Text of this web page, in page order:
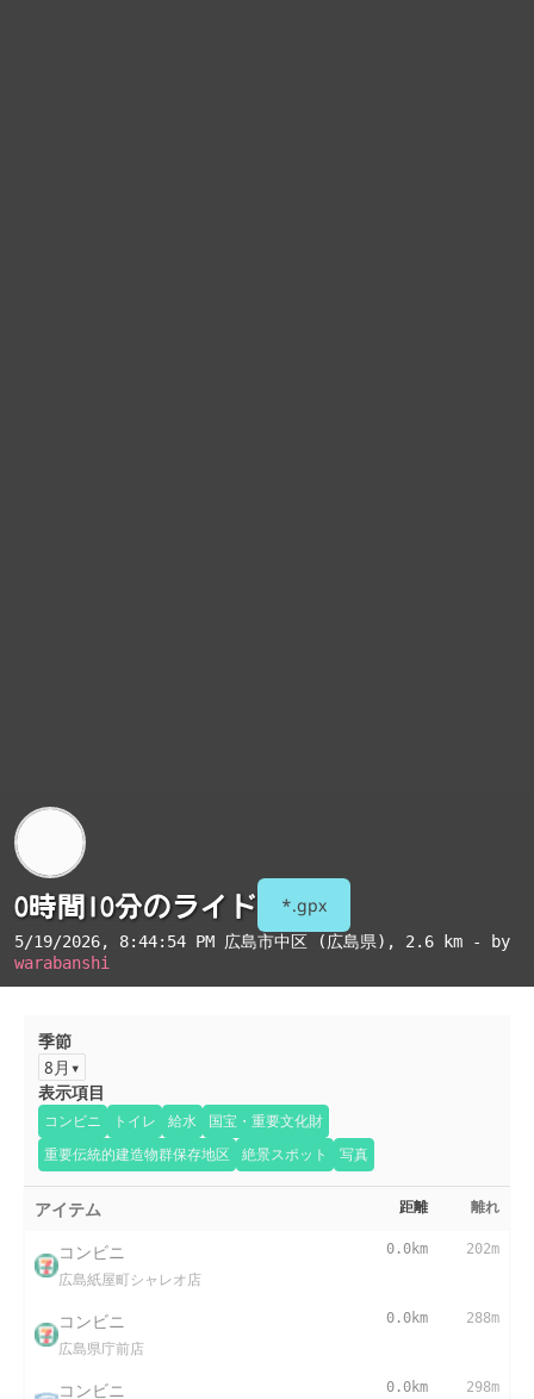
0時間10分のライド *.gpx
5/19/2026, 8:44:54 PM 広島市中区 (広島県) , 2.6 km - by
warabanshi
季節
8月
表示項目
コンビニ トイレ 給水
国宝・重要文化財
重要伝統的建造物群保存地区
絶景スポット 写真
アイテム 距離 離れ
コンビニ
広島紙屋町シャレオ店
0.0km 202m
コンビニ
広島県庁前店
0.0km 288m
コンビニ 0.0km 298m